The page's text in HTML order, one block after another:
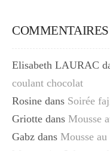
Elisabeth LAURAC
coulant chocolat
Rosine dans Soirée
Griotte dans Mousse
Gabz dans Mousse